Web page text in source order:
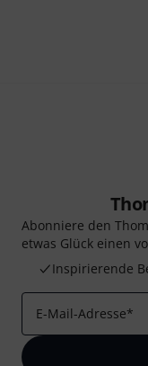
Abonniere den
etwas Glück einen
Inspirierende
E-Mail-Adresse*